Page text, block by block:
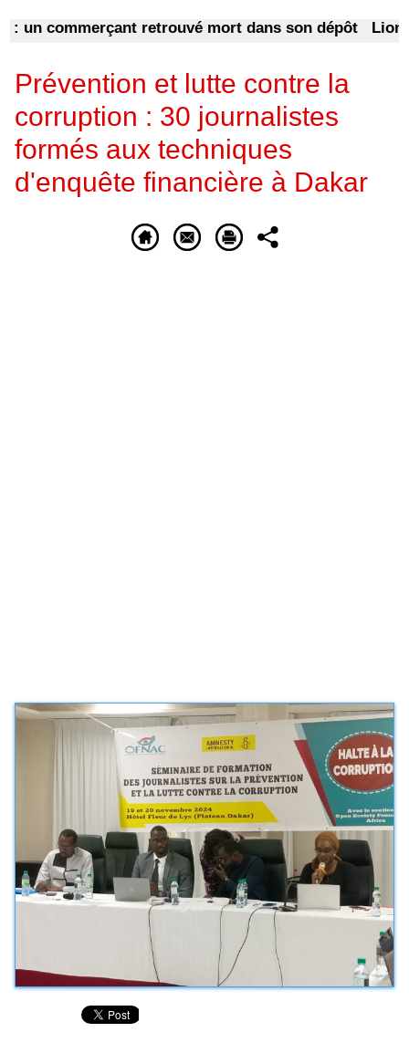
commerçant retrouvé mort dans son dépôt Lionel
Prévention et lutte contre la
corruption : 30 journalistes
formés aux techniques
d'enquête financière à Dakar